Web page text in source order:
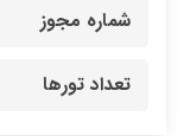
شماره مجوز
تعداد تورها